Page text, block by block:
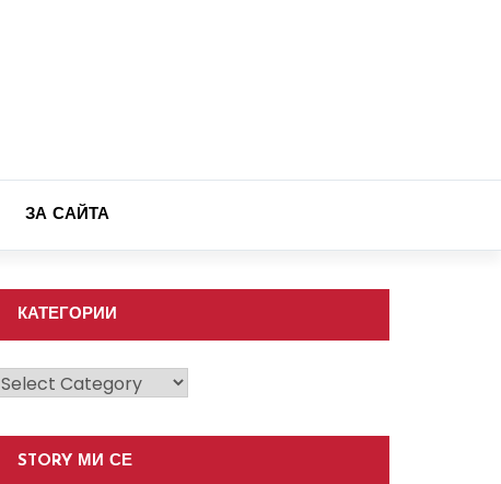
ЗА САЙТА
КАТЕГОРИИ
Категории
STORY МИ СЕ